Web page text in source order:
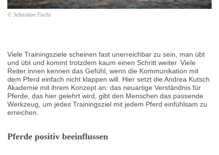
© Sebastian Fuchs
Viele Trainingsziele scheinen fast unerreichbar zu sein, man übt
und übt und kommt trotzdem kaum einen Schritt weiter. Viele
Reiter:innen kennen das Gefühl, wenn die Kommunikation mit
dem Pferd einfach nicht klappen will. Hier setzt die Andrea Kutsch
Akademie mit ihrem Konzept an: das neuartige Verständnis für
Pferde, das hier gelehrt wird, gibt den Menschen das passende
Werkzeug, um jedes Trainingsziel mit jedem Pferd einfühlsam zu
erreichen.
Pferde positiv beeinflussen